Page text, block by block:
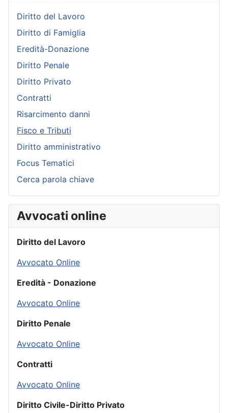
Diritto del Lavoro
Diritto di Famiglia
Eredità-Donazione
Diritto Penale
Diritto Privato
Contratti
Risarcimento danni
Fisco e Tributi
Diritto amministrativo
Focus Tematici
Cerca parola chiave
Avvocati online
Diritto del Lavoro
Avvocato Online
Eredità - Donazione
Avvocato Online
Diritto Penale
Avvocato Online
Contratti
Avvocato Online
Diritto Civile-Diritto Privato